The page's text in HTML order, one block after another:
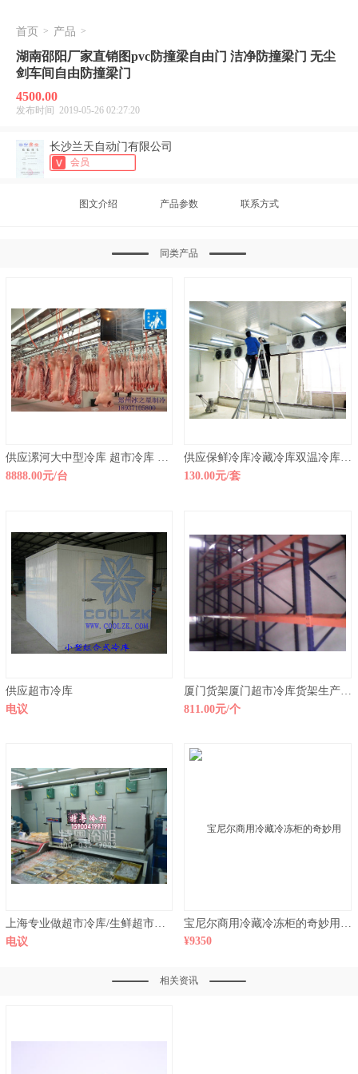
首页 > 产品 >
湖南邵阳厂家直销图pvc防撞梁自由门 洁净防撞梁门 无尘
剑车间自由防撞梁门
4500.00
发布时间 2019-05-26 02:27:20
长沙兰天自动门有限公司
会员
图文介绍 产品参数 联系方式
同类产品
供应漯河大中型冷库 超市冷库 家用冷库安装
8888.00元/台
供应保鲜冷库冷藏冷库双温冷库超市冷库万召
130.00元/套
供应超市冷库
电议
厦门货架厦门超市冷库货架生产公司
811.00元/个
上海专业做超市冷库/生鲜超市冷库/双温冷库
电议
宝尼尔商用冷藏冷冻柜的奇妙用处超市冷库设备用材的选择
¥9350
相关资讯